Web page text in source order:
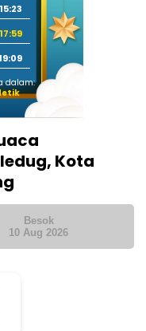
15:23
17:59
19:09
dalam:
Kota
Besok
10 Aug 2026